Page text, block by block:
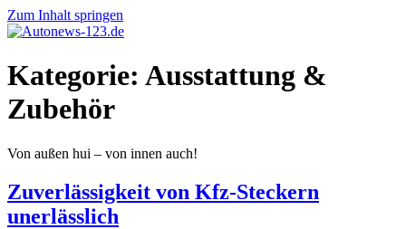
Zum Inhalt springen
123.de
mit
Kategorie: Ausstattung &
Zubehör
Von außen hui – von innen auch!
Zuverlässigkeit von Kfz-Steckern
unerlässlich